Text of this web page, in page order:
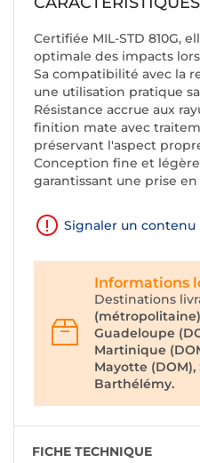
Certifiée MIL-STD 810G,
optimale des impacts
Sa compatibilité avec la
une utilisation pratique
Résistance accrue aux
finition mate avec
préservant l'aspect
Conception fine et
garantissant une prise
Signaler un
Informations
Destinations
Guadeloupe
Martinique
Mayotte
Barthélémy.
FICHE TECHNIQUE